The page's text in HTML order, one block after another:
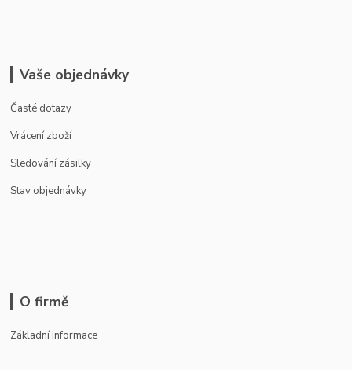
Vaše objednávky
Časté dotazy
Vrácení zboží
Sledování zásilky
Stav objednávky
O firmě
Základní informace